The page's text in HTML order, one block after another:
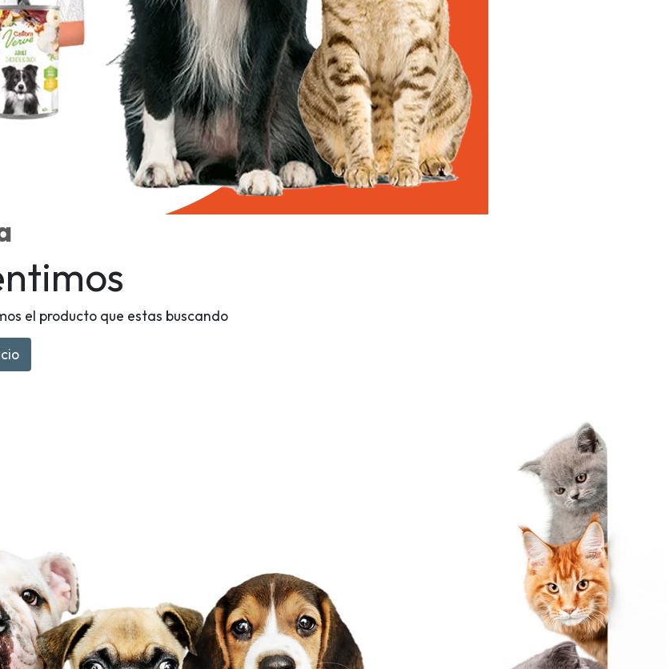
el producto que estas buscando